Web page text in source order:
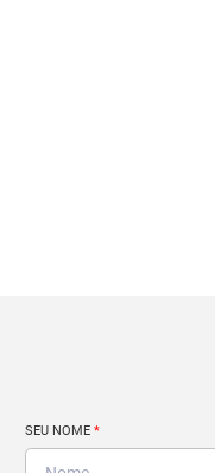
SEU NOME *